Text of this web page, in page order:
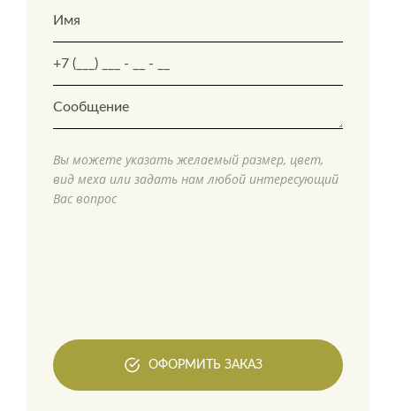
Вы можете указать желаемый размер, цвет,
вид меха или задать нам любой интересующий
Вас вопрос
ОФОРМИТЬ ЗАКАЗ